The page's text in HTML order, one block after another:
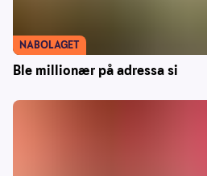
Ble millionær på adressa si
NABOLAGET